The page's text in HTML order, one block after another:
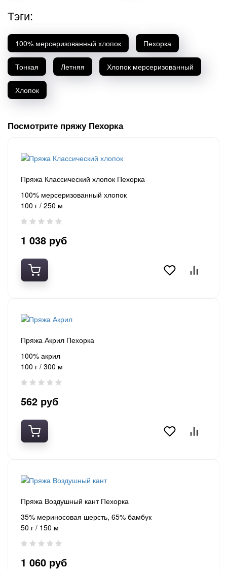
Тэги:
100% мерсеризованный хлопок Пехорка
Тонкая Летняя Хлопок мерсеризованный
Хлопок
Посмотрите пряжу Пехорка
Пряжа Классический хлопок Пехорка
100% мерсеризованный хлопок
100 г / 250 м
1 038 руб
Пряжа Акрил Пехорка
100% акрил
100 г / 300 м
562 руб
Пряжа Воздушный кант Пехорка
35% мериносовая шерсть, 65% бамбук
50 г / 150 м
1 060 руб